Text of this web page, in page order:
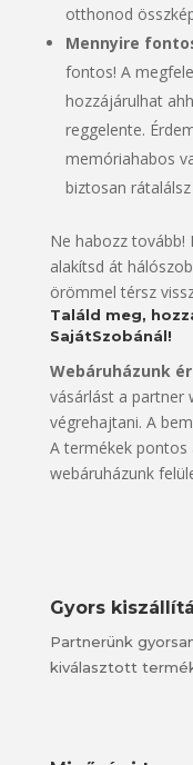
otthonod
Mennyire
fontos! A
hozzájárulhat
reggelente.
memóriahabos
biztosan
Ne habozz tovább!
alakítsd át
örömmel térsz
Találd meg,
SajátSzobánál!
Webáruházunk
vásárlást a partner
végrehajtani. A
A termékek
webáruházunk
Gyors
Partnerünk
kiválasztott